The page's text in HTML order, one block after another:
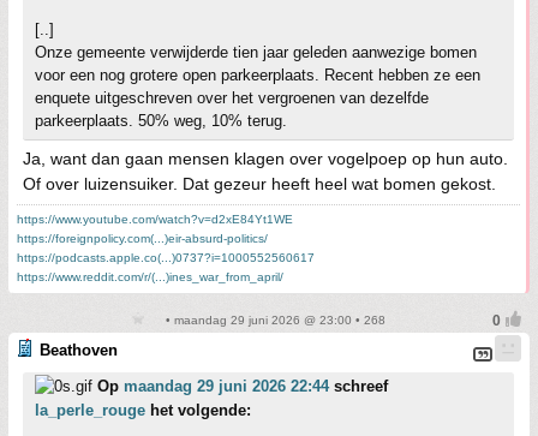
[..]
Onze gemeente verwijderde tien jaar geleden aanwezige bomen
voor een nog grotere open parkeerplaats. Recent hebben ze een
enquete uitgeschreven over het vergroenen van dezelfde
parkeerplaats. 50% weg, 10% terug.
Ja, want dan gaan mensen klagen over vogelpoep op hun auto.
Of over luizensuiker. Dat gezeur heeft heel wat bomen gekost.
https://www.youtube.com/watch?v=d2xE84Yt1WE
https://foreignpolicy.com(...)eir-absurd-politics/
https://podcasts.apple.co(...)0737?i=1000552560617
https://www.reddit.com/r/(...)ines_war_from_april/
• maandag 29 juni 2026 @ 23:00 • 268
Beathoven
Op maandag 29 juni 2026 22:44schreef
la_perle_rouge het volgende: